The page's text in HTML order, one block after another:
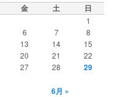
金 土 日
1
6 7
8
13 14
15
20 21
22
27 28 29
6月 »